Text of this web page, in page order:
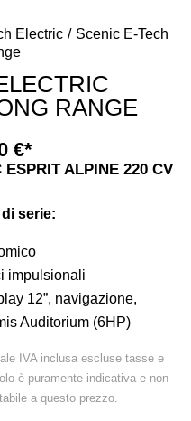
Electric
Scenic E-Tech
RANGE
€*
ALPINE 220 CV
serie:
impulsionali
12”, navigazione,
Auditorium (6HP)
IVA inclusa escluse tasse e
è puramente indicativa e non
a questo prezzo.